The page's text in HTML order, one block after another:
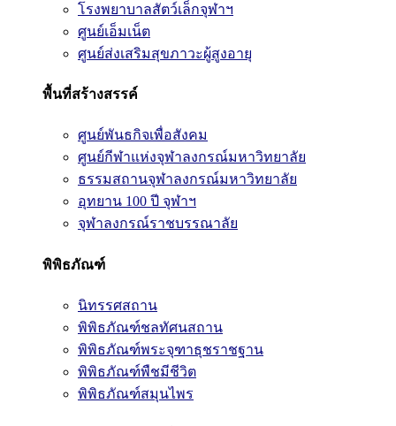
โรงพยาบาลสัตว์เล็กจุฬาฯ
ศูนย์เอ็มเน็ต
ศูนย์ส่งเสริมสุขภาวะผู้สูงอายุ
พื้นที่สร้างสรรค์
ศูนย์พันธกิจเพื่อสังคม
ศูนย์กีฬาแห่งจุฬาลงกรณ์มหาวิทยาลัย
ธรรมสถานจุฬาลงกรณ์มหาวิทยาลัย
อุทยาน 100 ปี จุฬาฯ
จุฬาลงกรณ์ราชบรรณาลัย
พิพิธภัณฑ์
นิทรรศสถาน
พิพิธภัณฑ์ชลทัศนสถาน
พิพิธภัณฑ์พระจุฑาธุชราชฐาน
พิพิธภัณฑ์พืชมีชีวิต
พิพิธภัณฑ์สมุนไพร